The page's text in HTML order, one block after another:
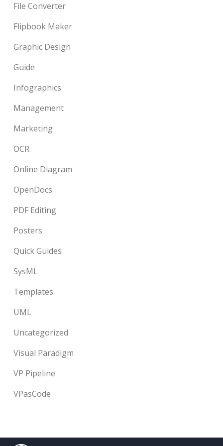
File Converter
Flipbook Maker
Graphic Design
Guide
Infographics
Management
Marketing
OCR
Online Diagram
OpenDocs
PDF Editing
Posters
Quick Guides
SysML
Templates
UML
Uncategorized
Visual Paradigm
VP Pipeline
VPasCode